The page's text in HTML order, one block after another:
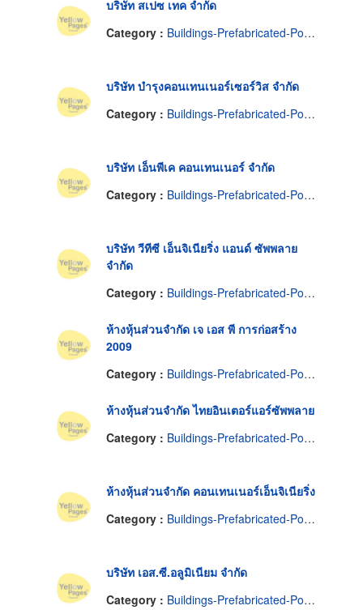
บริษัท สเปซ เทค จำกัด
Category : Buildings-Prefabricated-Portable
บริษัท บำรุงคอนเทนเนอร์เซอร์วิส จำกัด
Category : Buildings-Prefabricated-Portable
บริษัท เอ็นพีเค คอนเทนเนอร์ จำกัด
Category : Buildings-Prefabricated-Portable
บริษัท วีทีซี เอ็นจิเนียริ่ง แอนด์ ซัพพลาย
จำกัด
Category : Buildings-Prefabricated-Portable
ห้างหุ้นส่วนจำกัด เจ เอส พี การก่อสร้าง
2009
Category : Buildings-Prefabricated-Portable
ห้างหุ้นส่วนจำกัด ไทยอินเตอร์แอร์ซัพพลาย
Category : Buildings-Prefabricated-Portable
ห้างหุ้นส่วนจำกัด คอนเทนเนอร์เอ็นจิเนียริ่ง
Category : Buildings-Prefabricated-Portable
บริษัท เอส.ซี.อลูมิเนียม จำกัด
Category : Buildings-Prefabricated-Portable